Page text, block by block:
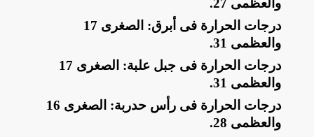
والعظمى 27
.
​درجات الحرارة فى أبرق: الصغرى 17
والعظمى 31
.
​درجات الحرارة فى جبل علبة: الصغرى 17
والعظمى 31
.
​درجات الحرارة فى رأس حدربة: الصغرى 16
والعظمى 28
.